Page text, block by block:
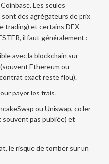
Les seules
des agrégateurs de prix
trading) et certains DEX
il faut généralement :
avec la blockchain sur
Ethereum ou
contrat exact reste flou).
payer les frais.
ou Uniswap, coller
souvent pas publiée) et
le risque de tomber sur un